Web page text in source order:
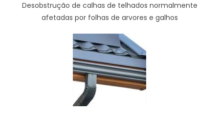
Desobstrução de calhas de telhados normalmente
afetadas por folhas de arvores e galhos